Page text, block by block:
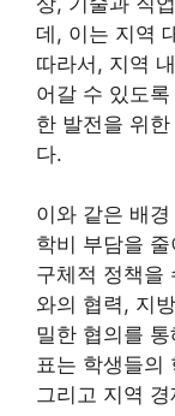
데, 이는 지역
따라서, 지역
어갈 수 있도
한 발전을 위
다.
이와 같은 배
학비 부담을 줄
구체적 정책을
와의 협력, 지
밀한 협의를
표는 학생들의
그리고 지역